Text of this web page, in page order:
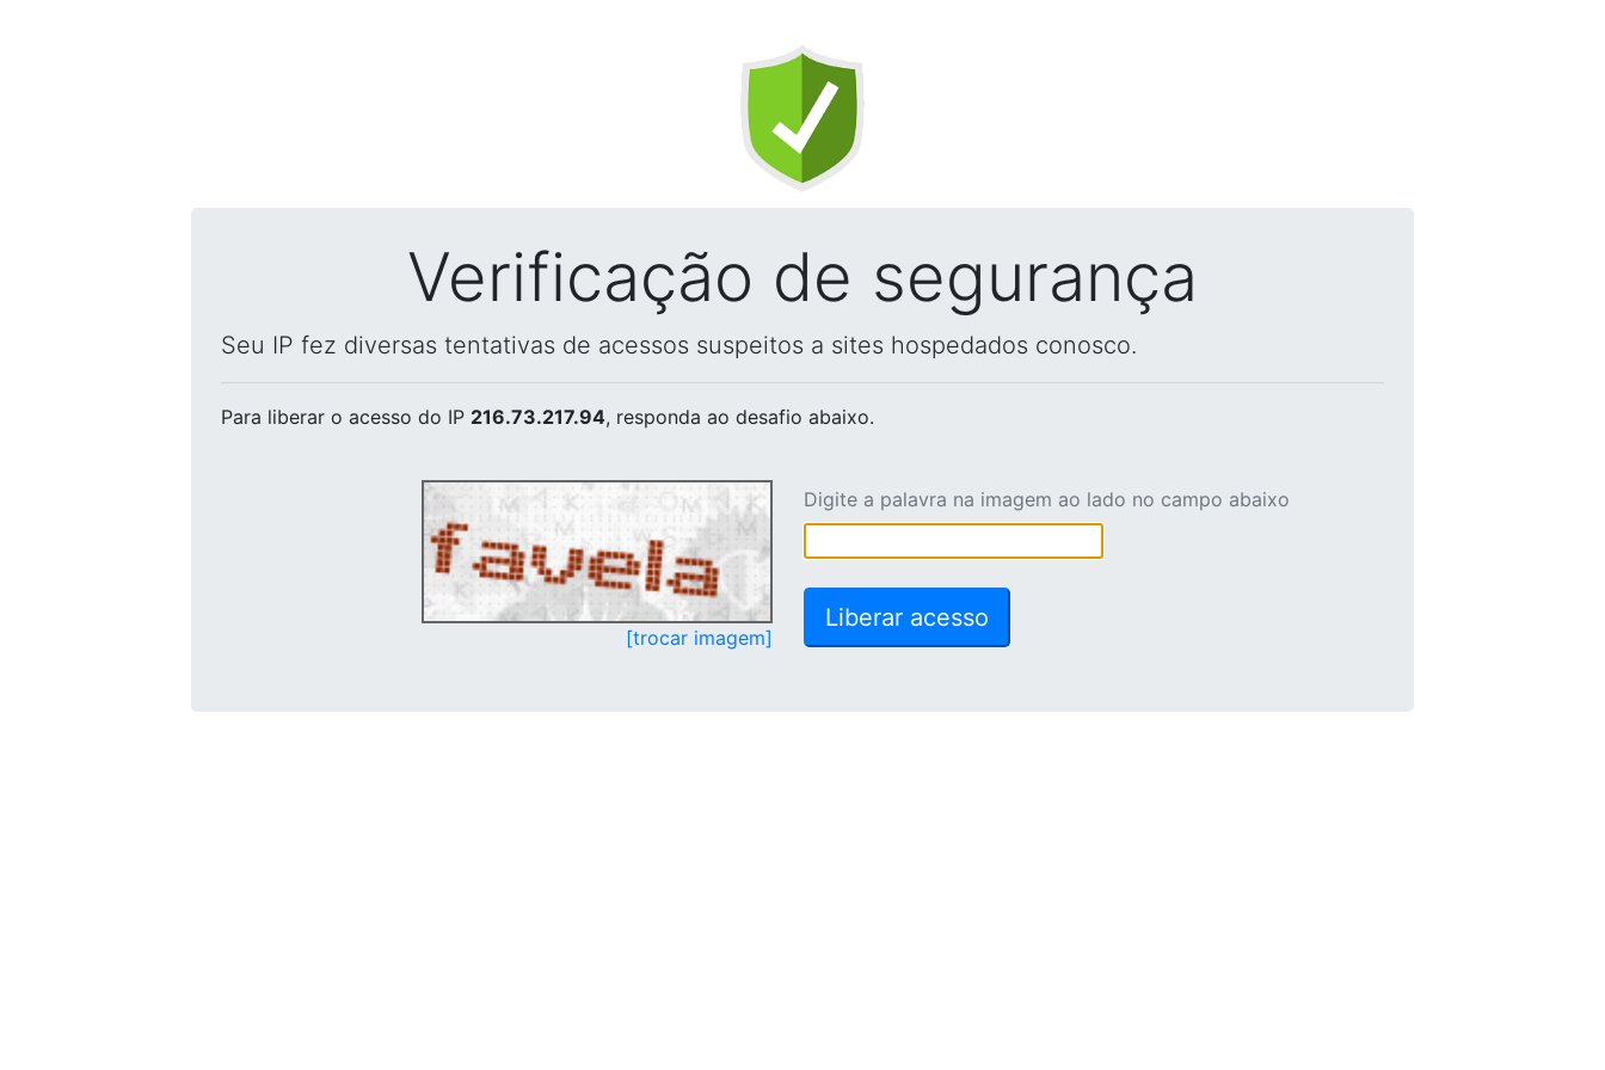
Verificação de segurança
Seu IP fez diversas tentativas de acessos suspeitos a sites hospedados conosco.
Para liberar o acesso do IP 216.73.217.94, responda ao desafio abaixo.
[trocar imagem]
Digite a palavra na imagem ao lado no campo abaixo